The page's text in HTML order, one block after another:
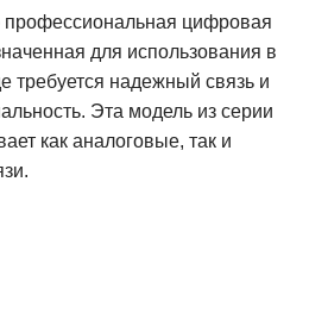
цифровая
для использования в
требуется надежный связь и
Эта модель из серии
как аналоговые, так и